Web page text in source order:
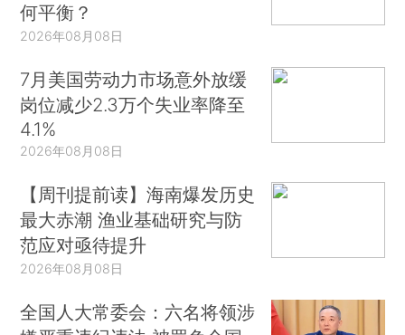
何平衡？
2026年08月08日
7月美国劳动力市场意外放缓
岗位减少2.3万个失业率降至
4.1%
2026年08月08日
【周刊提前读】海南爆发历史
最大赤潮 渔业基础研究与防
范应对亟待提升
2026年08月08日
全国人大常委会：六名将领涉